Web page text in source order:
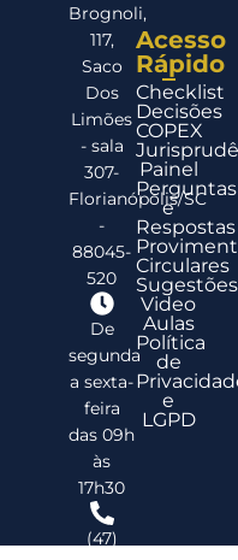
Brognoli,
117,
Saco
Dos
Limões
- sala
307-
Florianópolis/SC
-
88045-
520
De
segunda
a sexta-
feira
das 09h
às
17h30
(47)
Acesso
Rápido
Checklist
Decisões
COPEX
Painel
Perguntas
e
Respostas
Circulares
Sugestões
Video
Aulas
Política
de
e
LGPD